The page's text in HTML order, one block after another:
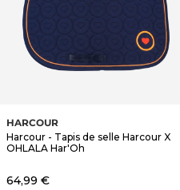
HARCOUR
Harcour - Tapis de selle Harcour X
OHLALA Har'Oh
Prix de vente
64,99 €